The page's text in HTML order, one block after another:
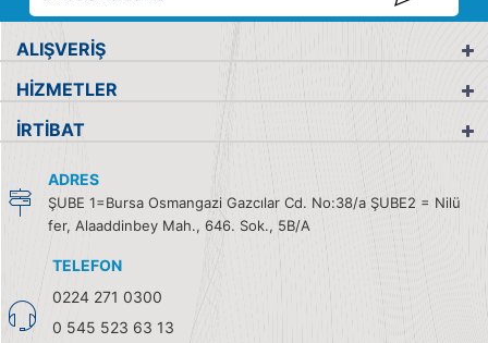
ALIŞVERİŞ
HİZMETLER
İRTİBAT
ADRES
ŞUBE 1=Bursa Osmangazi Gazcılar Cd. No:38/a ŞUBE2 = Nilü
fer, Alaaddinbey Mah., 646. Sok., 5B/A
TELEFON
0224 271 0300
0 545 523 63 13